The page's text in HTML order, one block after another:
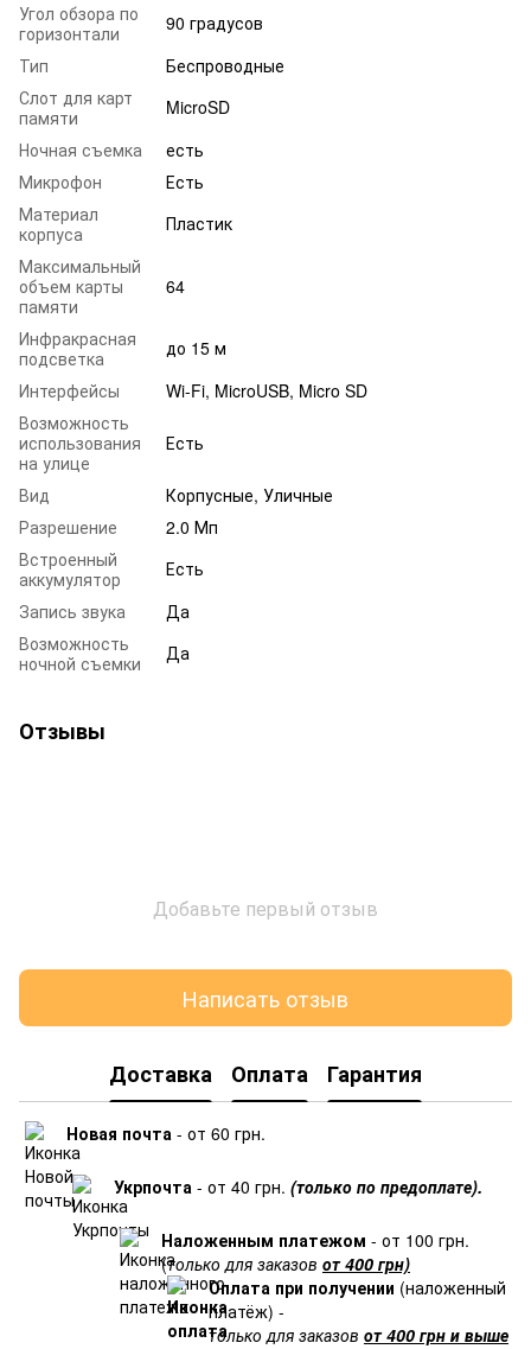
Угол обзора по
горизонтали
90 градусов
Тип
Беспроводные
Слот для карт
памяти
MicroSD
Ночная съемка
есть
Микрофон
Есть
Материал
корпуса
Пластик
Максимальный
объем карты
памяти
64
Инфракрасная
подсветка
до 15 м
Интерфейсы
Wi-Fi, MicroUSB, Micro SD
Возможность
использования
на улице
Есть
Вид
Корпусные, Уличные
Разрешение
2.0 Мп
Встроенный
аккумулятор
Есть
Запись звука
Да
Возможность
ночной съемки
Да
Отзывы
Добавьте первый отзыв
Написать отзыв
Доставка Оплата Гарантия
Новая почта - от 60 грн.
Укрпочта - от 40 грн. (только по предоплате).
Наложенным платежом - от 100 грн.
(только для заказов от 400 грн)
Оплата при получении (наложенный
платёж) -
только для заказов от 400 грн и выше